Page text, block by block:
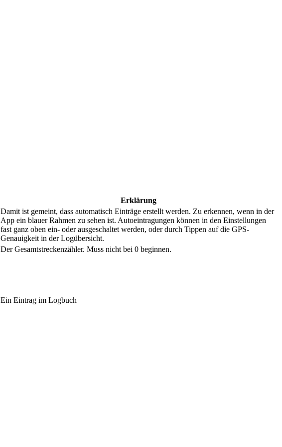
Erklärung
Damit ist gemeint, dass automatisch Einträge erstellt werden. Zu erkennen, wenn in der
App ein blauer Rahmen zu sehen ist. Autoeintragungen können in den Einstellungen
fast ganz oben ein- oder ausgeschaltet werden, oder durch Tippen auf die GPS-
Genauigkeit in der Logübersicht.
Der Gesamtstreckenzähler. Muss nicht bei 0 beginnen.
Ein Eintrag im Logbuch